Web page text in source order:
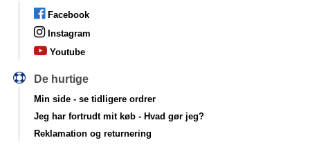
Facebook
Instagram
Youtube
De hurtige
Min side - se tidligere ordrer
Jeg har fortrudt mit køb - Hvad gør jeg?
Reklamation og returnering